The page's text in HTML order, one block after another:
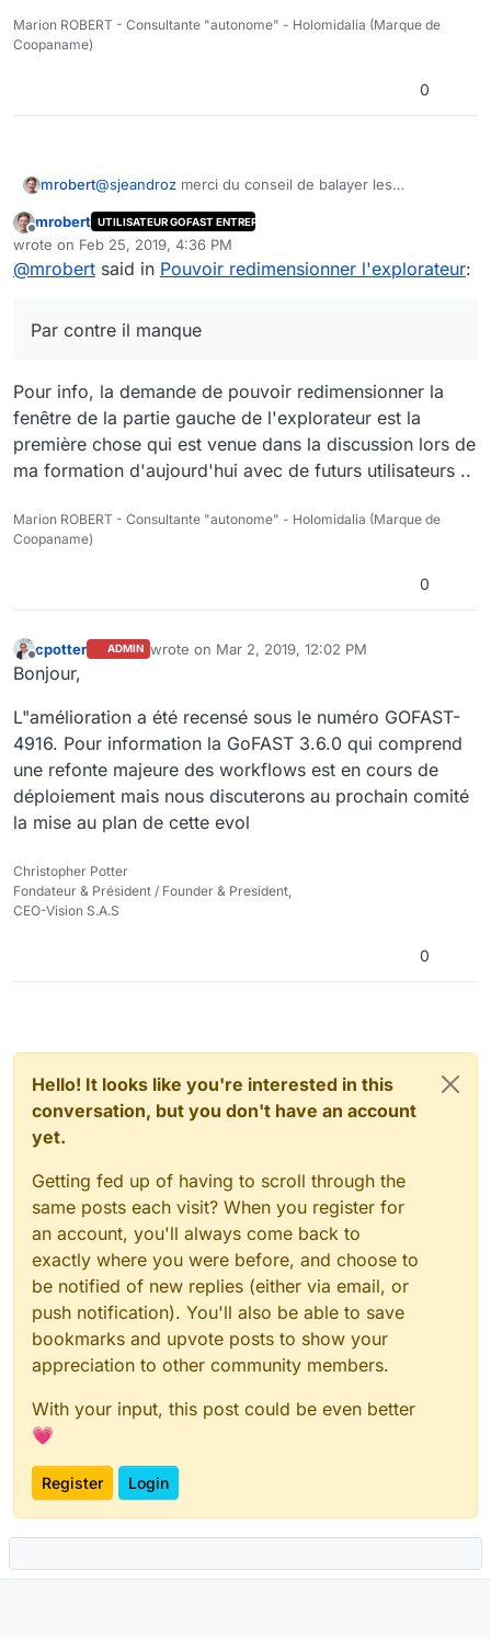
Marion ROBERT - Consultante "autonome" - Holomidalia (Marque de
Coopaname)
0
mrobert@sjeandroz merci du conseil de balayer les
fastidieux quand il y en a beaucoup.
En plus avoir 3 explorateurs sur la même page qui ne
se synchronisent pas , cela crée de la confusion
sein de documents dans le bloc central. Là on peut
d'ariane.
Offline
mrobert UTILISATEUR GOFAST ENTREPRISE
wrote on Feb 25, 2019, 4:36 PM
last edited by
@mrobert said in Pouvoir redimensionner l'explorateur:
Par contre il manque
Pour info, la demande de pouvoir redimensionner la
fenêtre de la partie gauche de l'explorateur est la
première chose qui est venue dans la discussion lors de
ma formation d'aujourd'hui avec de futurs utilisateurs ..
Marion ROBERT - Consultante "autonome" - Holomidalia (Marque de
Coopaname)
0
Offline
cpotter ADMIN wrote on Mar 2, 2019, 12:02 PM
last edited by
Bonjour,
L"amélioration a été recensé sous le numéro GOFAST-
4916. Pour information la GoFAST 3.6.0 qui comprend
une refonte majeure des workflows est en cours de
déploiement mais nous discuterons au prochain comité
la mise au plan de cette evol
Christopher Potter
Fondateur & Président / Founder & President,
CEO-Vision S.A.S
0
Hello! It looks like you're interested in this
conversation, but you don't have an account
yet.
Getting fed up of having to scroll through the
same posts each visit? When you register for
an account, you'll always come back to
exactly where you were before, and choose to
be notified of new replies (either via email, or
push notification). You'll also be able to save
bookmarks and upvote posts to show your
appreciation to other community members.
With your input, this post could be even better
💗
Register Login